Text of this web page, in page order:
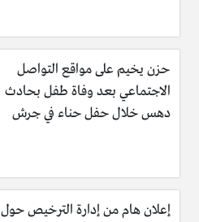
حزن يخيم على مواقع التواصل
الاجتماعي بعد وفاة طفل بحادث
دهس خلال حفل حناء في جرش
إعلان هام من إدارة الترخيص حول